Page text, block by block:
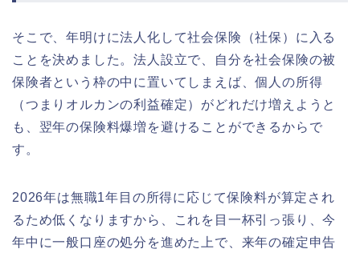
そこで、年明けに法人化して社会保険（社保）に入る
ことを決めました。法人設立で、自分を社会保険の被
保険者という枠の中に置いてしまえば、個人の所得
（つまりオルカンの利益確定）がどれだけ増えようと
も、翌年の保険料爆増を避けることができるからで
す。
2026年は無職1年目の所得に応じて保険料が算定され
るため低くなりますから、これを目一杯引っ張り、今
年中に一般口座の処分を進めた上で、来年の確定申告